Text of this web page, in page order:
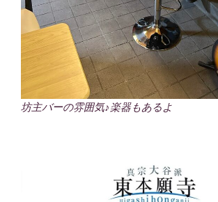
坊主バーの雰囲気♪楽器もあるよ